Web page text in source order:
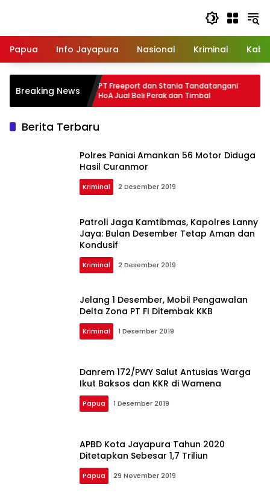
Papua
Info Jayapura Nasional Kriminal
Breaking News
PT Freeport dan Stania Tandatangani
HoA Jual Beli Perak dan Timbal
Berita Terbaru
Polres Paniai Amankan 56 Motor Diduga
Hasil Curanmor
Kriminal 2 Desember 2019
Patroli Jaga Kamtibmas, Kapolres Lanny
Jaya: Bulan Desember Tetap Aman dan
Kondusif
Kriminal 2 Desember 2019
Jelang 1 Desember, Mobil Pengawalan
Delta Zona PT FI Ditembak KKB
Kriminal 1 Desember 2019
Danrem 172/PWY Salut Antusias Warga
Ikut Baksos dan KKR di Wamena
Papua 1 Desember 2019
APBD Kota Jayapura Tahun 2020
Ditetapkan Sebesar 1,7 Triliun
Papua 29 November 2019